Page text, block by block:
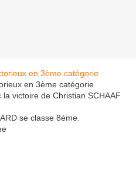
en 3ème catégorie
victoire de Christian SCHAAF
se classe 8ème.